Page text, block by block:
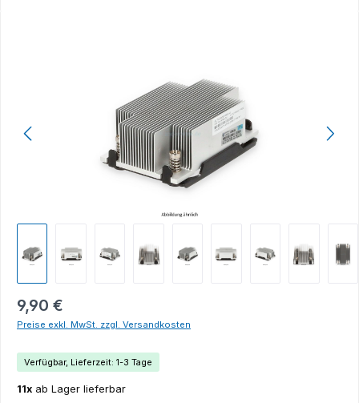
9,90 €
Preise exkl. MwSt. zzgl. Versandkosten
Verfügbar, Lieferzeit: 1-3 Tage
11x ab Lager lieferbar